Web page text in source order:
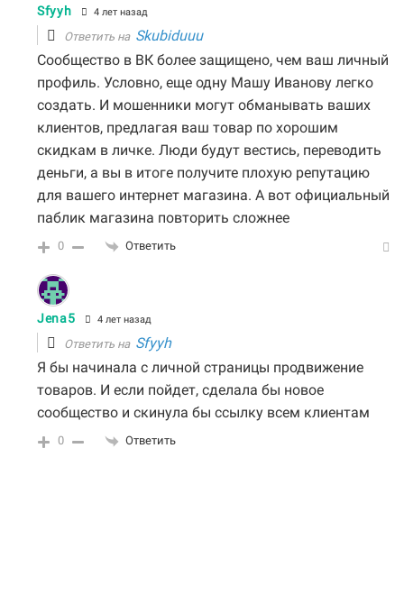
Sfyyh 4 лет назад
Ответить на Skubiduuu
Сообщество в ВК более защищено, чем ваш личный
профиль. Условно, еще одну Машу Иванову легко
создать. И мошенники могут обманывать ваших
клиентов, предлагая ваш товар по хорошим
скидкам в личке. Люди будут вестись, переводить
деньги, а вы в итоге получите плохую репутацию
для вашего интернет магазина. А вот официальный
паблик магазина повторить сложнее
0 Ответить
Jena5 4 лет назад
Ответить на Sfyyh
Я бы начинала с личной страницы продвижение
товаров. И если пойдет, сделала бы новое
сообщество и скинула бы ссылку всем клиентам
0 Ответить